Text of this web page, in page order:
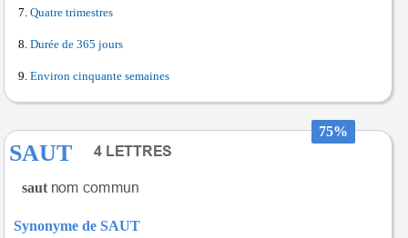
Quatre trimestres
Durée de 365 jours
Environ cinquante semaines
75%
SAUT
saut
Synonyme de SAUT